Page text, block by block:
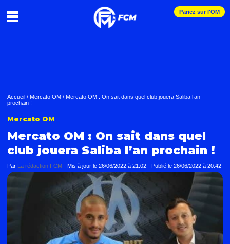
Pariez sur l'OM
Accueil / Mercato OM / Mercato OM : On sait dans quel club jouera Saliba l’an
prochain !
Mercato OM
Mercato OM : On sait dans quel
club jouera Saliba l’an prochain !
Par La rédaction FCM - Mis à jour le 26/06/2022 à 21:02 - Publié le 26/06/2022 à 20:42